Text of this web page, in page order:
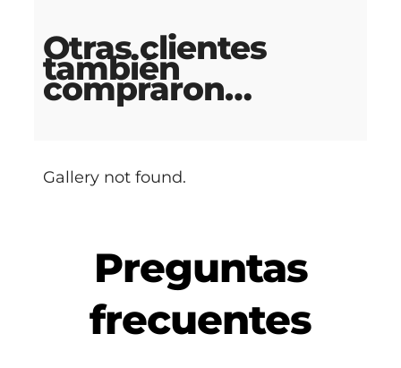
Otras clientes
también
compraron…
Gallery not found.
Preguntas
frecuentes